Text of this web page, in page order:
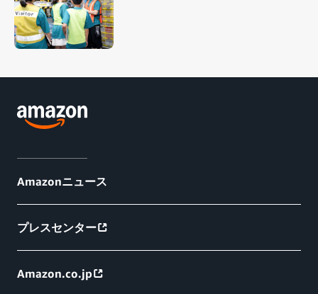
Amazonニュース
プレスセンター
Amazon.co.jp